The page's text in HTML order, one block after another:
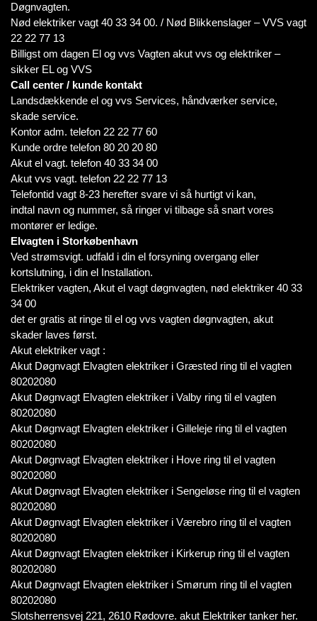
Døgnvagten.
Nød elektriker vagt 40 33 34 00. / Nød Blikkenslager – VVS vagt
22 22 77 13
Billigst om dagen El og vvs Vagten akut vvs og elektriker –
sikker EL og VVS
Call center / kunde kontakt
Landsdækkende el og vvs Services, håndværker service,
skade service.
Kontor adm. telefon 22 22 77 60
Kunde ordre telefon 80 20 20 80
Akut el vagt. telefon 40 33 34 00
Akut vvs vagt. telefon 22 22 77 13
Telefontid vagt 8-23 herefter svare vi så hurtigt vi kan,
indtal navn og nummer, så ringer vi tilbage så snart vores
montører er ledige.
Elvagten i Storkøbenhavn
Ved strømsvigt. udfald i din el forsyning overgang eller
kortslutning, i din el Installation.
Elektriker vagten, Akut el vagt døgnvagten, nød elektriker 40 33
34 00
det er gratis at ringe til el og vvs vagten døgnvagten, akut
skader laves først.
Akut elektriker vagt :
Akut Døgnvagt Elvagten elektriker i Græsted ring til el vagten
80202080
Akut Døgnvagt Elvagten elektriker i Valby ring til el vagten
80202080
Akut Døgnvagt Elvagten elektriker i Gilleleje ring til el vagten
80202080
Akut Døgnvagt Elvagten elektriker i Hove ring til el vagten
80202080
Akut Døgnvagt Elvagten elektriker i Sengeløse ring til el vagten
80202080
Akut Døgnvagt Elvagten elektriker i Værebro ring til el vagten
80202080
Akut Døgnvagt Elvagten elektriker i Kirkerup ring til el vagten
80202080
Akut Døgnvagt Elvagten elektriker i Smørum ring til el vagten
80202080
Slotsherrensvej 221, 2610 Rødovre. akut Elektriker tanker her.